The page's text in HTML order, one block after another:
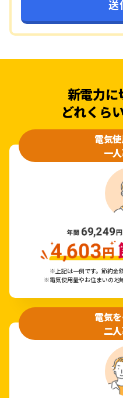
新電力に
どれくら
電気
一
※上記は一例です。節約金
※電気使用量やお住まいの地
電気
二